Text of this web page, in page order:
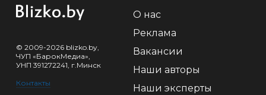
© 2009-2026 blizko.by,
ЧУП «БарокМедиа»,
УНП 391272241, г.Минск
Контакты
О нас
Реклама
Вакансии
Наши авторы
Наши эксперты